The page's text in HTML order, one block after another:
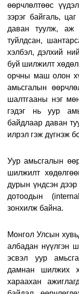
өөрчлөлтөөс
зэрэг байгаль,
даван туулж, аж
туйлдсан,
хэлбэл, дэлхий
буй шилжилт
орчны маш олон
амьсгалын
шалтгааны нэг
гэдэг нь уур
байдлаар даван
илрэл гэж дүгнэж
Уур амьсгалын
шилжилт
дурын үндсэн
дотоодын
зонхилж байна.
Монгол Улсын
албадан нүүлгэн
эсвэл уур
дамнан шилжих
хараахан